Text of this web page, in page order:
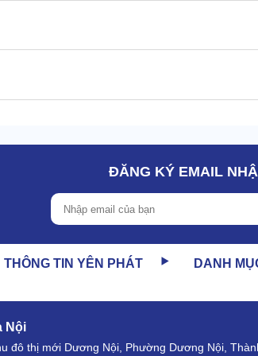
ĐĂNG KÝ EMAIL
THÔNG TIN YÊN PHÁT DANH
Nội
đô thị mới Dương Nội, Phường Dương Nội,